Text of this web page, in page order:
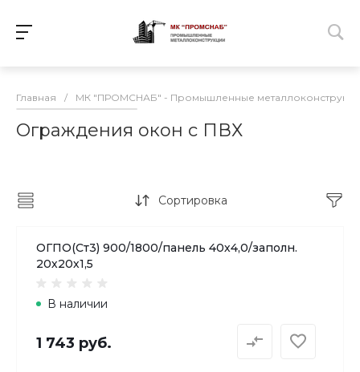
Главная / МК "ПРОМСНАБ" - Промышленные
Ограждения окон с ПВХ
Сортировка
ОГПО(Ст3) 900/1800/панель 40х4,0/заполн.
20х20х1,5
В наличии
1 743 руб.